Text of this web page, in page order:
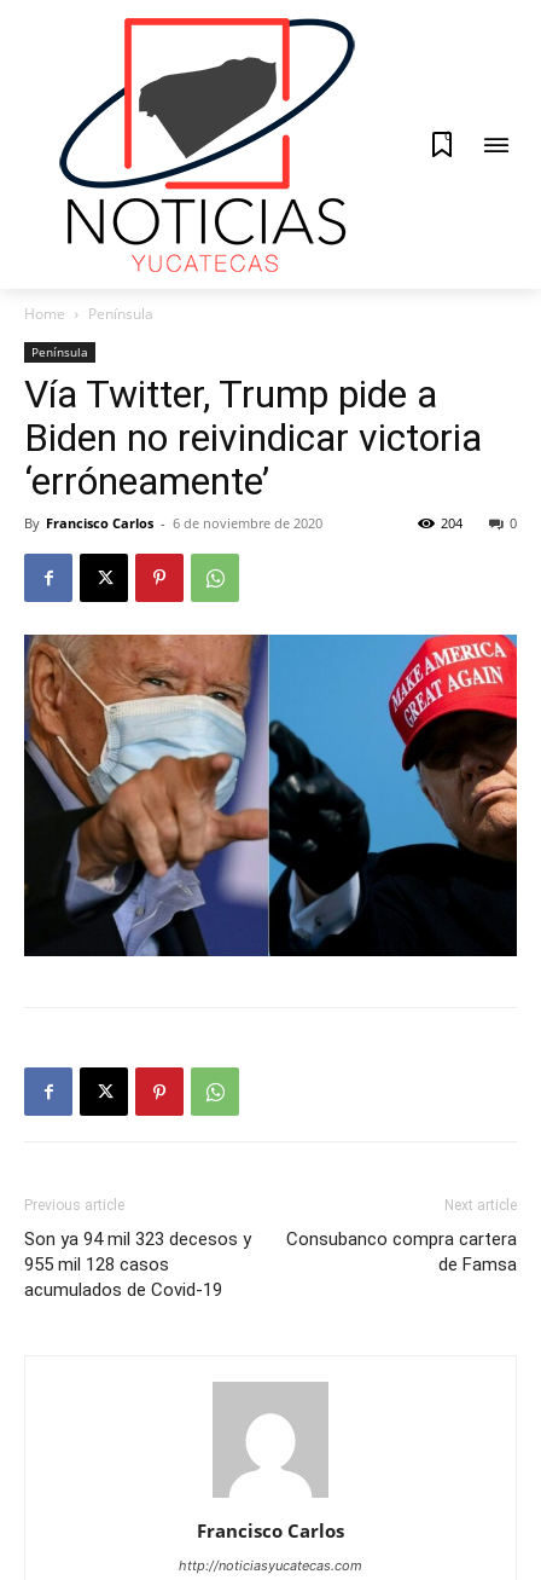
0
Home Península
Península
Vía Twitter, Trump pide a
Biden no reivindicar victoria
‘erróneamente’
By Francisco Carlos - 6 de noviembre de 2020 0
204
Previous article
Son ya 94 mil 323 decesos y
955 mil 128 casos
acumulados de Covid-19
Next article
Consubanco compra cartera
de Famsa
Francisco Carlos
http://noticiasyucatecas.com